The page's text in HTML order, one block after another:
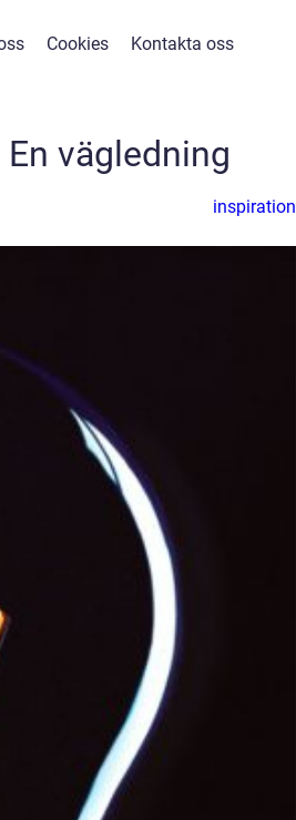
Cookies Kontakta oss
vägledning
inspiration